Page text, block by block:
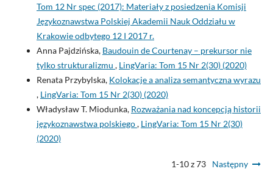
Tom 12 Nr spec (2017): Materiały z posiedzenia Komisji
Językoznawstwa Polskiej Akademii Nauk Oddziału w
Krakowie odbytego 12 I 2017 r.
Anna Pajdzińska, Baudouin de Courtenay – prekursor nie
tylko strukturalizmu , LingVaria: Tom 15 Nr 2(30) (2020)
Renata Przybylska, Kolokacje a analiza semantyczna wyrazu
, LingVaria: Tom 15 Nr 2(30) (2020)
Władysław T. Miodunka, Rozważania nad koncepcją historii
językoznawstwa polskiego, LingVaria: Tom 15 Nr 2(30)
(2020)
1-10 z 73 Następny